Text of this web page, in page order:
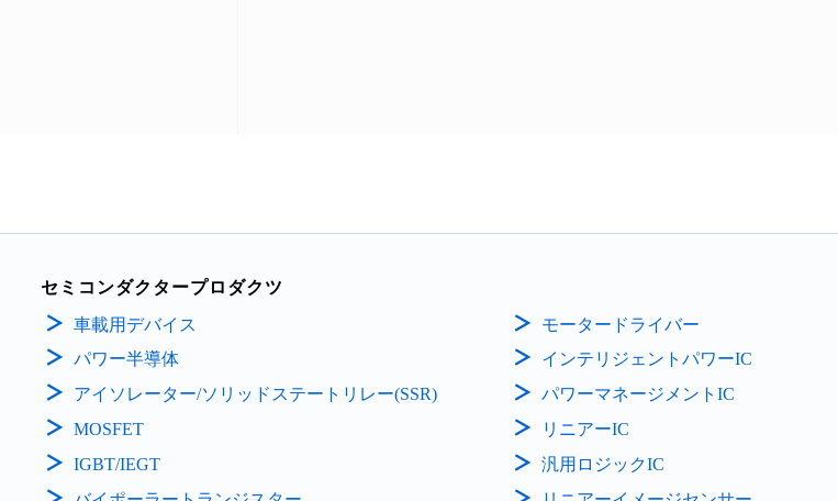
セミコンダクタープロダクツ
車載用デバイス
パワー半導体
アイソレーター/ソリッドステートリレー(SSR)
MOSFET
IGBT/IEGT
モータードライバー
インテリジェントパワーIC
パワーマネージメントIC
リニアーIC
汎用ロジックIC